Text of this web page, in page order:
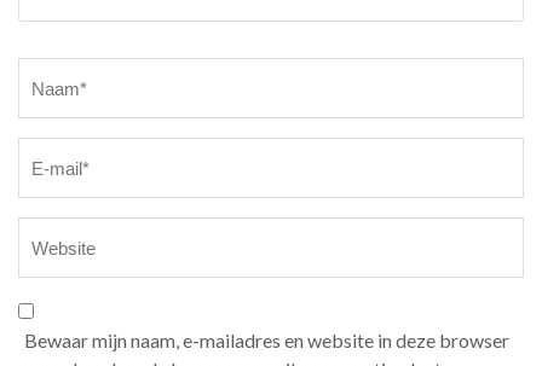
Bewaar mijn naam, e-mailadres en website in deze browser